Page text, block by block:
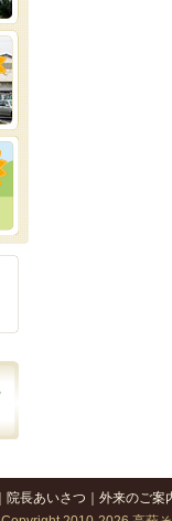
院長あいさつ 外来のご案